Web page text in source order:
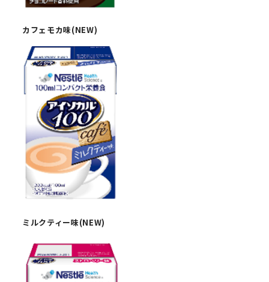
カフェモカ味(NEW)
ミルクティー味(NEW)